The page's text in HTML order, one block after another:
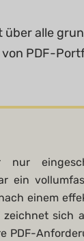
alle
PDF-
ein
einem
zeichnet sich
PDF-